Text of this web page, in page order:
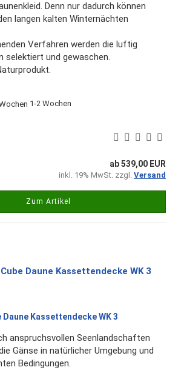
Denn nur dadurch können
langen kalten Winternächten
Verfahren werden die luftig
selektiert und gewaschen.
1-2 Wochen
ab 539,00 EUR
inkl. 19% MwSt. zzgl. Versand
Zum Artikel
Daune Kassettendecke WK 3
anspruchsvollen Seenlandschaften
Gänse in natürlicher Umgebung und
Bedingungen.